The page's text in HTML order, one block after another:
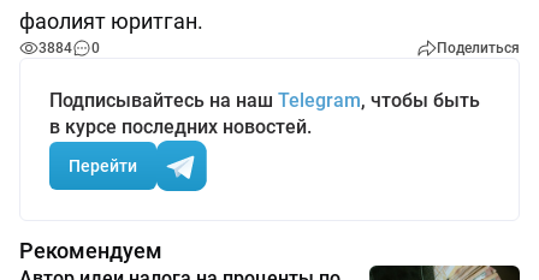
фаолият юритган.
3884 0 Поделиться
Подписывайтесь на наш Telegram, чтобы быть
в курсе последних новостей.
Перейти
Рекомендуем